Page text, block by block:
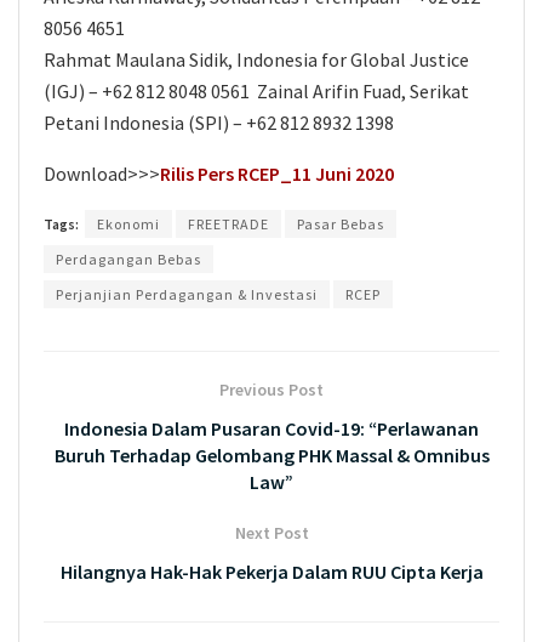
8056 4651
Rahmat Maulana Sidik, Indonesia for Global Justice
(IGJ) – +62 812 8048 0561 Zainal Arifin Fuad, Serikat
Petani Indonesia (SPI) – +62 812 8932 1398
Download>>>Rilis Pers RCEP_11 Juni 2020
Tags: Ekonomi FREETRADE
Pasar Bebas
Perdagangan Bebas
Perjanjian Perdagangan & Investasi
RCEP
Previous Post
Indonesia Dalam Pusaran Covid-19: “Perlawanan
Buruh Terhadap Gelombang PHK Massal & Omnibus
Law”
Next Post
Hilangnya Hak-Hak Pekerja Dalam RUU Cipta Kerja